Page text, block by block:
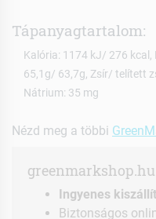
Tápanyagtartalom:
Kalória: 1174 kJ/ 276 kcal,
65,1g/ 63,7g, Zsír/ telített
Nátrium: 35 mg
Nézd meg a többi
Ingyenes
Biztonságos